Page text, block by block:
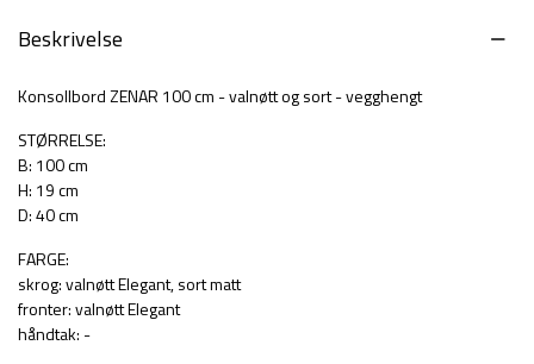
Beskrivelse
Konsollbord ZENAR 100 cm - valnøtt og sort - vegghengt
STØRRELSE:
B: 100 cm
H: 19 cm
D: 40 cm
FARGE:
skrog: valnøtt Elegant, sort matt
fronter: valnøtt Elegant
håndtak: -